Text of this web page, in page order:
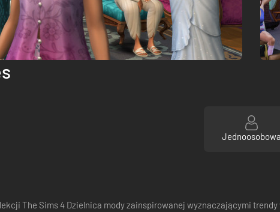
Jednoosobowa
The Sims 4 Dzielnica mody zainspirowanej wyznaczającymi